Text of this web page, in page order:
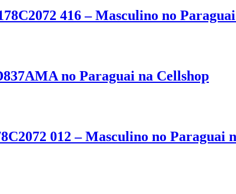
416 – Masculino no
no Paraguai na Cellshop
012 – Masculino no Paraguai